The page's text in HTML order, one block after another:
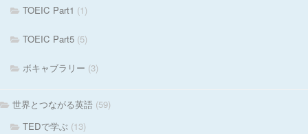
TOEIC Part1 (1)
TOEIC Part5 (5)
ボキャブラリー (3)
世界とつながる英語 (59)
TEDで学ぶ (13)